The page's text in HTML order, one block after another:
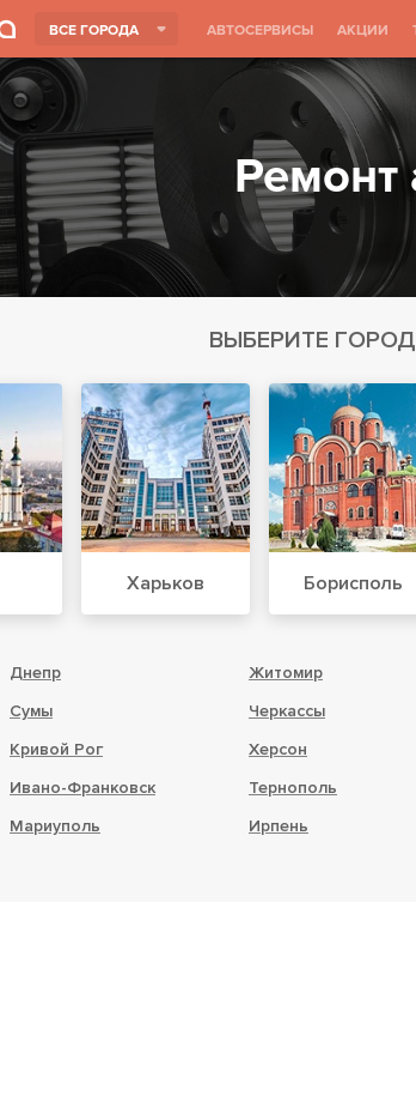
ВСЕ ГОРОДА АВТОСЕРВИСЫ АКЦИИ
Ремонт
ВЫБЕРИТЕ
Харьков Борисполь
Днепр Житомир
Сумы
Черкассы
Кривой Рог
Херсон
Ивано-Франковск
Тернополь
Мариуполь
Ирпень